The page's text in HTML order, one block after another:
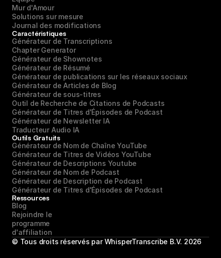
Mur d'Amour
Solutions sur mesure
Journal des modifications
Caractéristiques
Générateur de Transcriptions
Chapter Generator
Générateur de Shownotes
Générateur de Résumé
Générateur de publications sur les réseaux sociaux
Générateur de Articles de Blog
Générateur de sous-titres
Outil de Recherche de Citations de Podcasts
Générateur de Titres d'Épisodes de Podcast
Générateur de Newsletter IA
Traducteur Audio IA
Outils Gratuits
Générateur de Nom de Chaîne YouTube
Générateur de Titres de Vidéos YouTube
Générateur de Descriptions Youtube
Générateur de Nom de Podcast
Générateur de Description de Podcast
Générateur de Titres d'Épisodes de Podcast
Ressources
Blog
Rejoindre le
programme
d'affiliation
© Tous droits réservés par WhisperTranscribe B.V. 2026